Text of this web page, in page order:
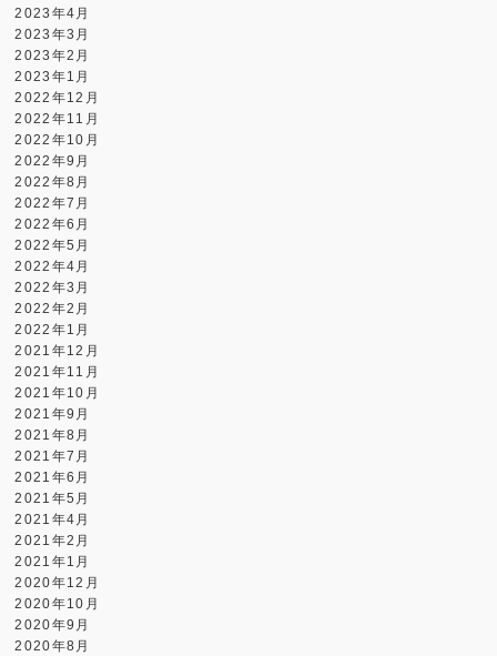
2023年4月
2023年3月
2023年2月
2023年1月
2022年12月
2022年11月
2022年10月
2022年9月
2022年8月
2022年7月
2022年6月
2022年5月
2022年4月
2022年3月
2022年2月
2022年1月
2021年12月
2021年11月
2021年10月
2021年9月
2021年8月
2021年7月
2021年6月
2021年5月
2021年4月
2021年2月
2021年1月
2020年12月
2020年10月
2020年9月
2020年8月